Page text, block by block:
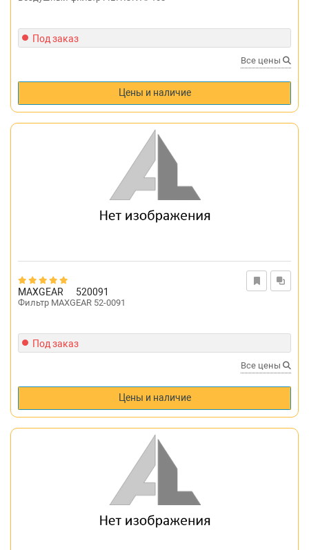
Под заказ
Все цены
Цены и наличие
MAXGEAR 520091
Фильтр MAXGEAR 52-0091
Под заказ
Все цены
Цены и наличие